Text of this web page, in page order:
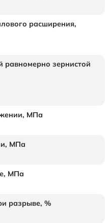
расширения,
равномерно зернистой
МПа
МПа
МПа
разрыве, %